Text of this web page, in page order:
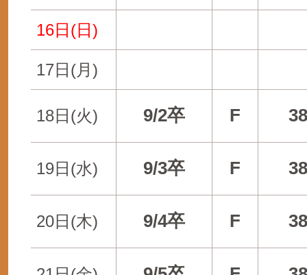
16日(日)
17日(月)
18日(火) 9/2卒 F
19日(水) 9/3卒 F
20日(木) 9/4卒 F